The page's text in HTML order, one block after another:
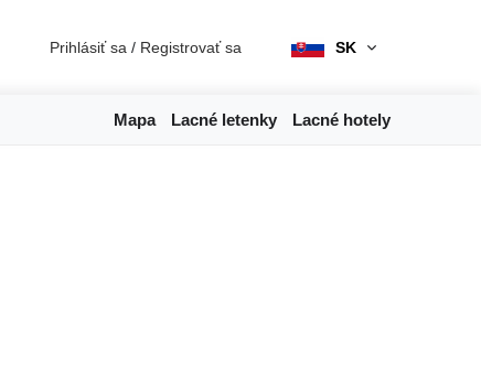
Prihlásiť sa / Registrovať sa SK
Mapa Lacné letenky Lacné hotely